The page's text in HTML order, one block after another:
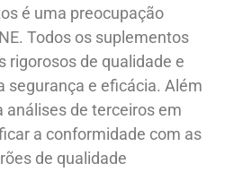
é uma preocupação
Todos os suplementos
rigorosos de qualidade e
segurança e eficácia. Além
análises de terceiros em
a conformidade com as
de qualidade